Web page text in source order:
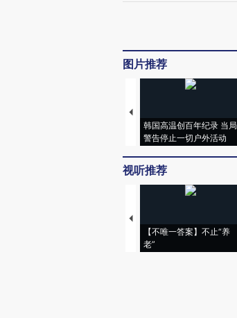
图片推荐
韩国高温创百年纪录 当局
警告停止一切户外活动
视听推荐
【不唯一答案】不止“养
老”